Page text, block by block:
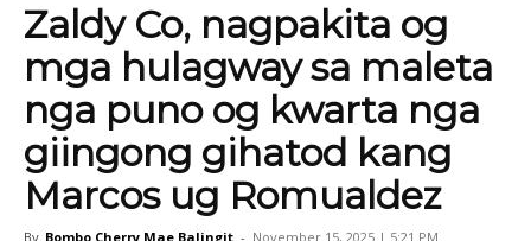
Zaldy Co, nagpakita og
mga hulagway sa maleta
nga puno og kwarta nga
giingong gihatod kang
Marcos ug Romualdez
By Bombo Cherry Mae Balingit - November 15, 2025 | 5:21 PM